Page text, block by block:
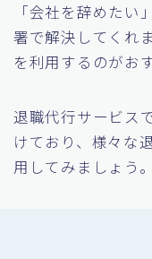
「会社を辞めた
署で解決してくれ
を利用するのがお
退職代行サービス
けており、様々な
用してみましょう。